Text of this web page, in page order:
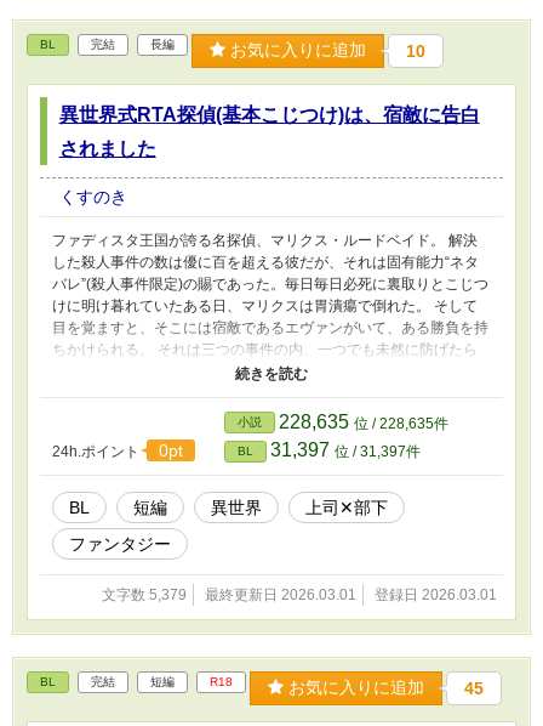
BL 完結 長編 お気に入りに追加 10
異世界式RTA探偵(基本こじつけ)は、宿敵に告白
されました
くすのき
ファディスタ王国が誇る名探偵、マリクス・ルードベイド。 解決
した殺人事件の数は優に百を超える彼だが、それは固有能力“ネタ
バレ”(殺人事件限定)の賜であった。毎日毎日必死に裏取りとこじつ
けに明け暮れていたある日、マリクスは胃潰瘍で倒れた。 そして
目を覚ますと、そこには宿敵であるエヴァンがいて、ある勝負を持
ちかけられる。 それは三つの事件の内、一つでも未然に防げたら
マリクスの勝ち。負けたらエヴァンと結婚という理不尽極まりない
24h.ポイント 0pt
小説 228,635 位 / 228,635件
BL 31,397 位 / 31,397件
BL 短編 異世界
上司✕部下
ファンタジー
文字数 5,379 最終更新日 2026.03.01 登録日 2026.03.01
BL 完結 短編 R18 お気に入りに追加 45